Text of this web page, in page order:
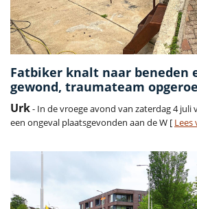
Fatbiker knalt naar beneden
gewond, traumateam
Urk- In de vroege avond van zaterdag 4 juli
een ongeval plaatsgevonden aan de W [ Lees